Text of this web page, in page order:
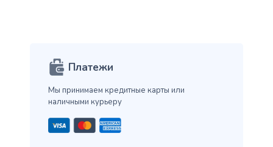
Платежи
Мы принимаем кредитные карты или
наличными курьеру